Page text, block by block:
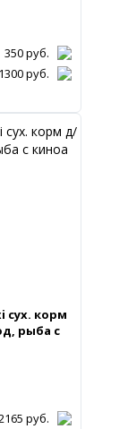
350руб.
1300руб.
сух. корм
рыба с
руб.